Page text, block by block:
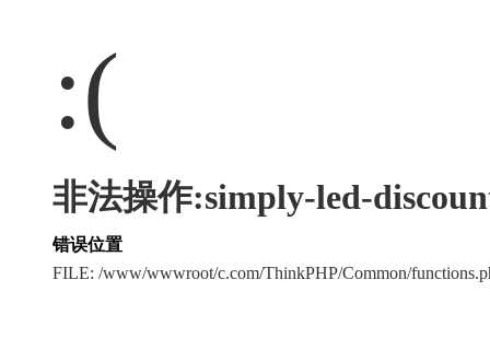
:(
非法操作:simply-led-
错误位置
FILE: /www/wwwroot/c.com/ThinkPHP/Common/